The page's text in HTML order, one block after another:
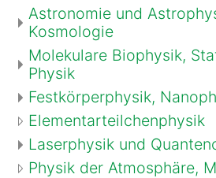
Astronomie und
Kosmologie
Molekulare Biophysik,
Physik
Festkörperphysik,
Elementarteilchenphysik
Laserphysik und
Physik der Atmosphäre,